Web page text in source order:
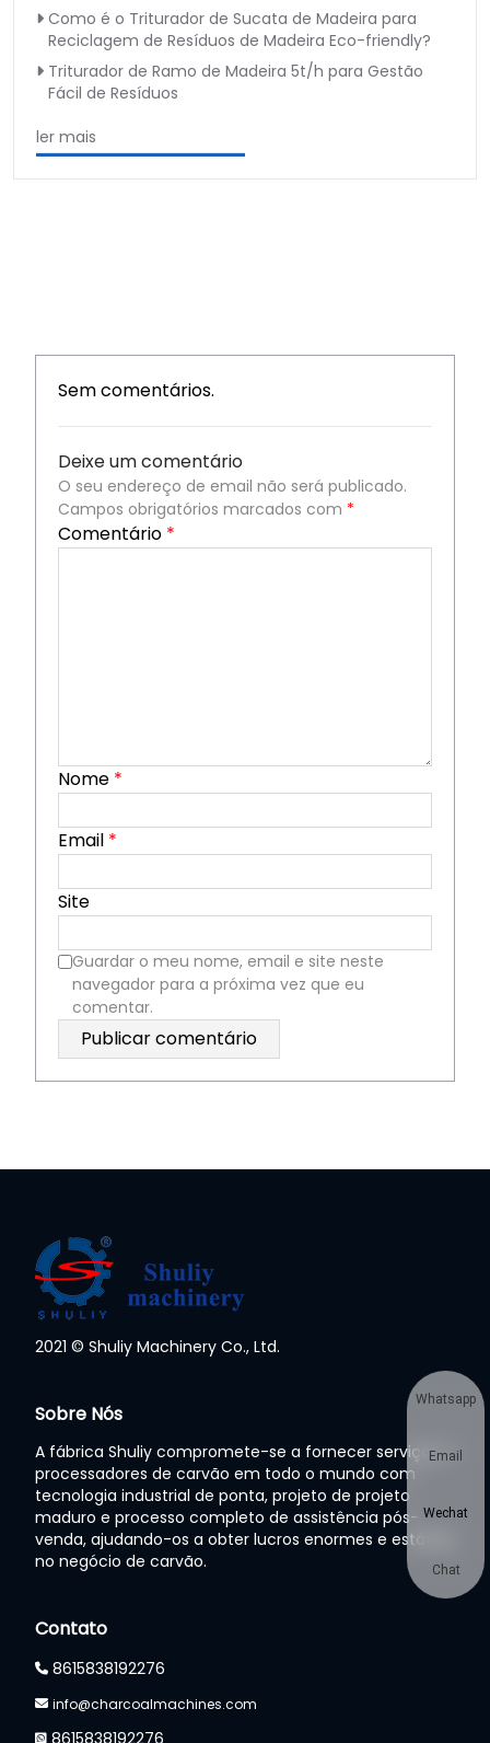
Como é o Triturador de Sucata de Madeira para
Reciclagem de Resíduos de Madeira Eco-friendly?
Triturador de Ramo de Madeira 5t/h para Gestão
Fácil de Resíduos
ler mais
Sem comentários.
Deixe um comentário
O seu endereço de email não será publicado.
Campos obrigatórios marcados com *
Comentário *
Nome *
Email *
Site
Guardar o meu nome, email e site neste
navegador para a próxima vez que eu
comentar.
2021 © Shuliy Machinery Co., Ltd.
Sobre Nós
A fábrica Shuliy compromete-se a fornecer serviços a
processadores de carvão em todo o mundo com
tecnologia industrial de ponta, projeto de projeto
maduro e processo completo de assistência pós-
venda, ajudando-os a obter lucros enormes e estáveis
no negócio de carvão.
Contato
8615838192276
info@charcoalmachines.com
8615838192276
Whatsapp
Email
Wechat
Chat